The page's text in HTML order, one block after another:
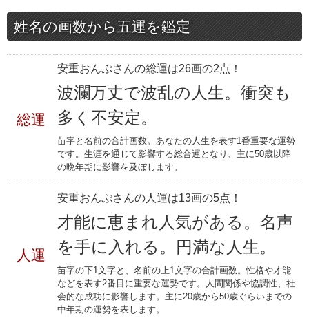
姓名の画数から五運を鑑定
総運
安重おんぷさんの総運は26画の2点！
波瀾万丈で波乱の人生。衝突も
多く不安定。
苗字と名前の合計画数。あなたの人生を表す1番重要な運勢
です。生涯を通じて影響する総合運となり、主に50歳以降
の晩年期に影響を及ぼします。
人運
安重おんぷさんの人運は13画の5点！
才能に恵まれ人気がある。名声
を手に入れる。円満な人生。
苗字の下1文字と、名前の上1文字の合計画数。性格や才能
などを表す2番目に重要な運勢です。人間関係や協調性、社
会的な成功に影響します。主に20歳から50歳ぐらいまでの
中年期の運勢を表します。